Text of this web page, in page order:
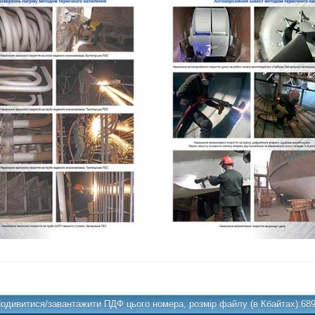
завантажити ПДФ цього номера, розмір файлу (в